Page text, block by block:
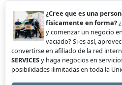
¿Cree que es una
físicamente en forma?
y comenzar un negocio
vaciado? Si es así,
convertirse en afiliado de la red
SERVICESy haga negocios en
posibilidades ilimitadas en toda la